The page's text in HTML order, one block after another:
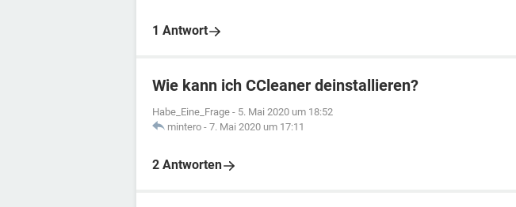
1 Antwort
Wie kann ich CCleaner deinstallieren?
Habe_Eine_Frage - 5. Mai 2020 um 18:52
mintero - 7. Mai 2020 um 17:11
2 Antworten